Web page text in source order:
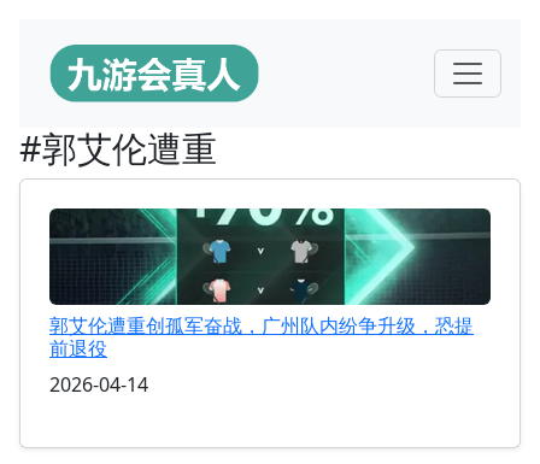
#郭艾伦遭重
郭艾伦遭重创孤军奋战，广州队内纷争升级，恐提
前退役
2026-04-14